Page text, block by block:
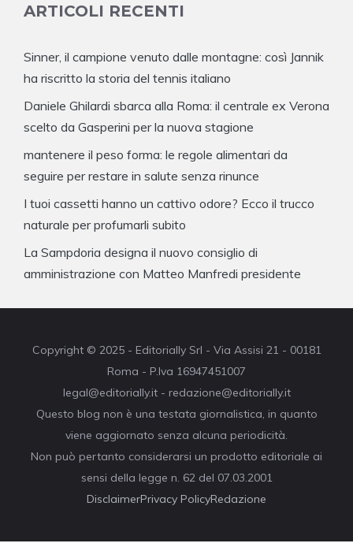
ARTICOLI RECENTI
Sinner, il campione venuto dalle montagne: così Jannik
ha riscritto la storia del tennis italiano
Daniele Ghilardi sbarca alla Roma: il centrale ex Verona
scelto da Gasperini per la nuova stagione
mantenere il peso forma: le regole alimentari da
seguire per restare in salute senza rinunce
I tuoi cassetti hanno un cattivo odore? Ecco il trucco
naturale per profumarli subito
La Sampdoria designa il nuovo consiglio di
amministrazione con Matteo Manfredi presidente
Copyright © 2025 - Editorially Srl - Via Assisi 21 - 00181
Roma - P.Iva 16947451007
legal@editorially.it - redazione@editorially.it
Questo blog non è una testata giornalistica, in quanto
viene aggiornato senza alcuna periodicità.
Non può pertanto considerarsi un prodotto editoriale ai
sensi della legge n. 62 del 07.03.2001
DisclaimerPrivacy PolicyRedazione